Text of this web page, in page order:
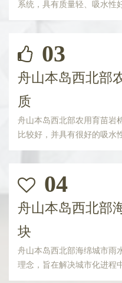
系统，具有质量轻、吸水性
03
舟山本岛西北部
质
舟山本岛西北部农用育苗岩
比较好，并具有很好的吸水
04
舟山本岛西北部
块
舟山本岛西北部海绵城市雨
理念，旨在解决城市化进程